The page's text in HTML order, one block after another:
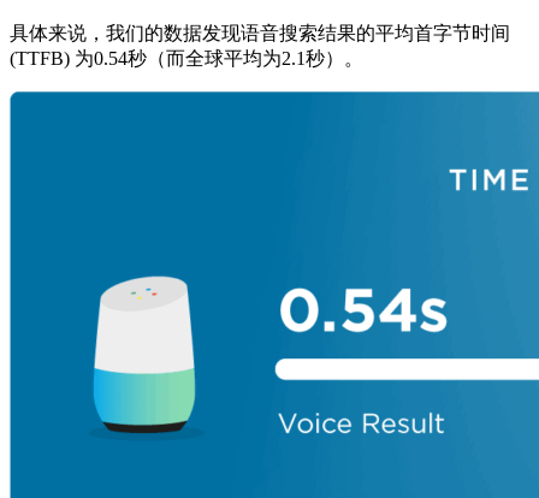
具体来说，我们的数据发现语音搜索结果的平均首字节时间
(TTFB) 为0.54秒（而全球平均为2.1秒）。